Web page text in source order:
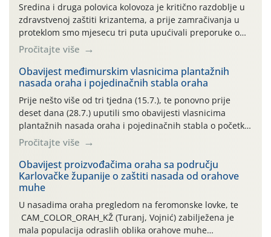
Sredina i druga polovica kolovoza je kritično razdoblje u
zdravstvenoj zaštiti krizantema, a prije zamračivanja u
proteklom smo mjesecu tri puta upućivali preporuke o
preventivnim mjerama zaštite krizantema od najčešćih
uzročnika bolesti, štetnika i fito-fagnih grinja (23.7., 14.7.,
06.7.)! Na početku ovog mjeseca je zabilježeno je
povijesno i ekstremno vruće meteorološko razdoblje, uz
najviše temperature […]
Pročitajte više
Obavijest međimurskim vlasnicima plantažnih
nasada oraha i pojedinačnih stabla oraha
Prije nešto više od tri tjedna (15.7.), te ponovno prije
deset dana (28.7.) uputili smo obavijesti vlasnicima
plantažnih nasada oraha i pojedinačnih stabla o početku
leta i ovogodišnjoj potrebi usmjerenog suzbijanja
orahove muhe (Rhagoletis completa)! Već dvanaest dana
traje drugi ovogodišnji “toplinski udar”, koji naročito
izražen zadnja šest dana (31.7.-05.8.), jer najviše
temperature zraka svakodnevno […]
Pročitajte više
Obavijest proizvođačima oraha sa području
Karlovačke županije o zaštiti nasada od orahove
muhe
U nasadima oraha pregledom na feromonske lovke, te
CAM_COLOR_ORAH_KŽ (Turanj, Vojnić) zabilježena je
mala populacija odraslih oblika orahove muhe